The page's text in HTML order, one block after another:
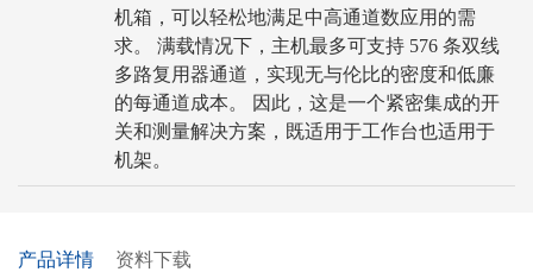
机箱，可以轻松地满足中高通道数应用的需
求。 满载情况下，主机最多可支持 576 条双线
多路复用器通道，实现无与伦比的密度和低廉
的每通道成本。 因此，这是一个紧密集成的开
关和测量解决方案，既适用于工作台也适用于
机架。
产品详情 资料下载